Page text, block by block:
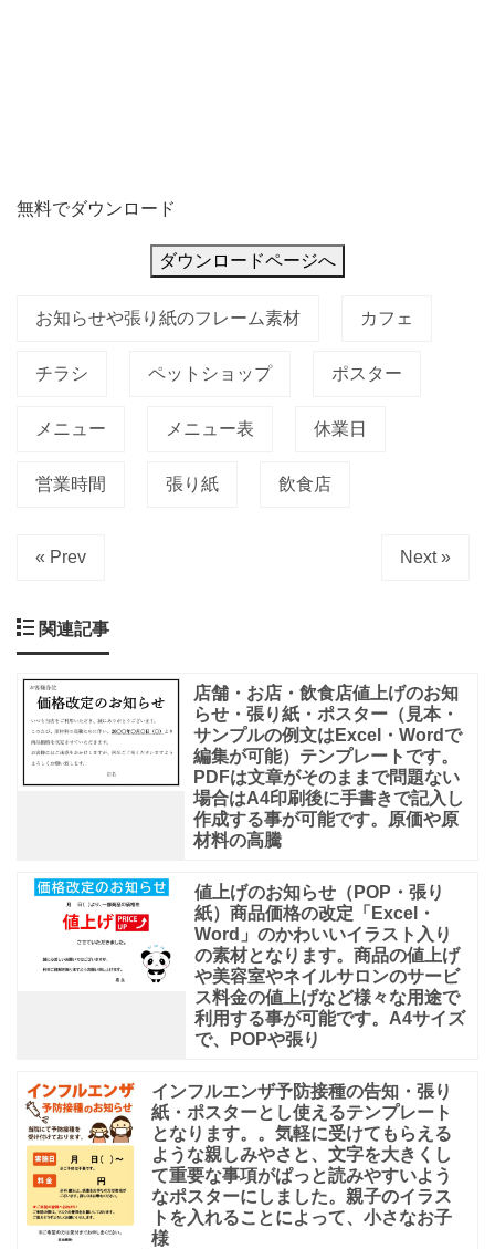
無料でダウンロード
ダウンロードページへ
お知らせや張り紙のフレーム素材 カフェ
チラシ ペットショップ ポスター
メニュー メニュー表 休業日
営業時間 張り紙 飲食店
« Prev Next »
関連記事
店舗・お店・飲食店値上げのお知
らせ・張り紙・ポスター（見本・
サンプルの例文はExcel・Wordで
編集が可能）テンプレートです。
PDFは文章がそのままで問題ない
場合はA4印刷後に手書きで記入し
作成する事が可能です。原価や原
材料の高騰
値上げのお知らせ（POP・張り
紙）商品価格の改定「Excel・
Word」のかわいいイラスト入り
の素材となります。商品の値上げ
や美容室やネイルサロンのサービ
ス料金の値上げなど様々な用途で
利用する事が可能です。A4サイズ
で、POPや張り
インフルエンザ予防接種の告知・張り
紙・ポスターとし使えるテンプレート
となります。。気軽に受けてもらえる
ような親しみやさと、文字を大きくし
て重要な事項がぱっと読みやすいよう
なポスターにしました。親子のイラス
トを入れることによって、小さなお子
様